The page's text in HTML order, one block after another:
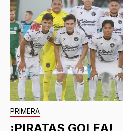
PRIMERA